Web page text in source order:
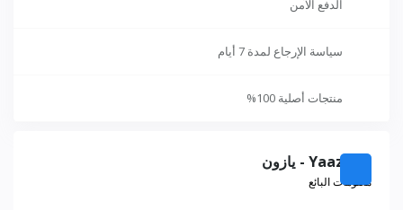
الدفع الآمن
سياسة الإرجاع لمدة 7 أيام
منتجات أصلية 100%
Yaazoon - يازون
معلومات البائع